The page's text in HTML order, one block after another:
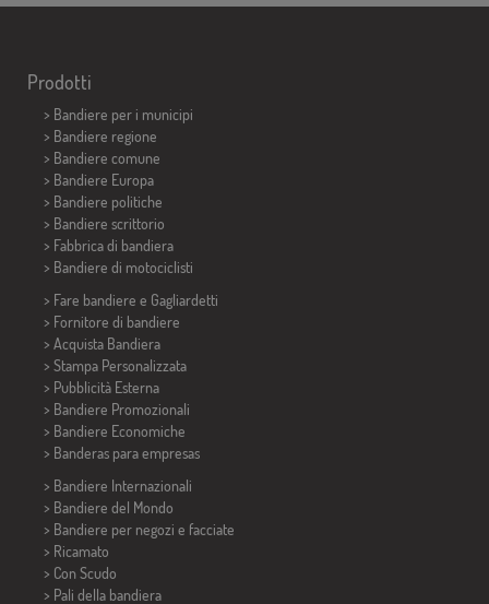
Prodotti
> Bandiere per i municipi
> Bandiere regione
> Bandiere comune
> Bandiere Europa
> Bandiere politiche
> Bandiere scrittorio
> Fabbrica di bandiera
> Bandiere di motociclisti
> Fare bandiere e Gagliardetti
> Fornitore di bandiere
> Acquista Bandiera
> Stampa Personalizzata
> Pubblicità Esterna
> Bandiere Promozionali
> Bandiere Economiche
> Banderas para empresas
> Bandiere Internazionali
> Bandiere del Mondo
> Bandiere per negozi e facciate
> Ricamato
> Con Scudo
> Pali della bandiera